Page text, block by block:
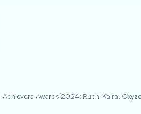
Achievers Awards 2024: Ruchi Kalra,